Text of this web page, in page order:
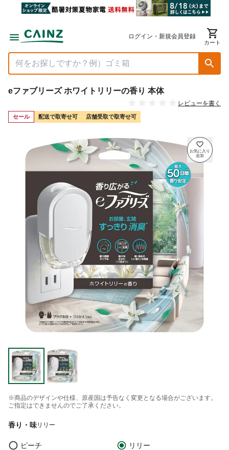
ログイン・新規会員登録
カート
eファブリーズ ホワイトリリーの香り 本体
レビューを書く
セール 配送で取寄せ可 店舗受取で取寄せ可
※商品のデザインや仕様、原産国は予告なく変更となる場合がございます。
ご指定はできませんのでご了承ください。
香り・味リリー
ピーチ
リリー